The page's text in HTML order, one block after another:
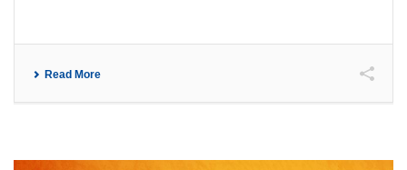
Read More